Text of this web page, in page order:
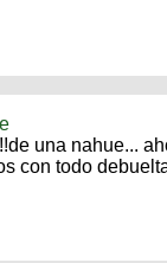
una nahue...
con todo